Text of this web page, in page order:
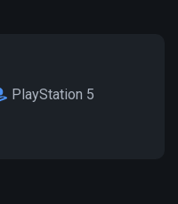
PlayStation 5